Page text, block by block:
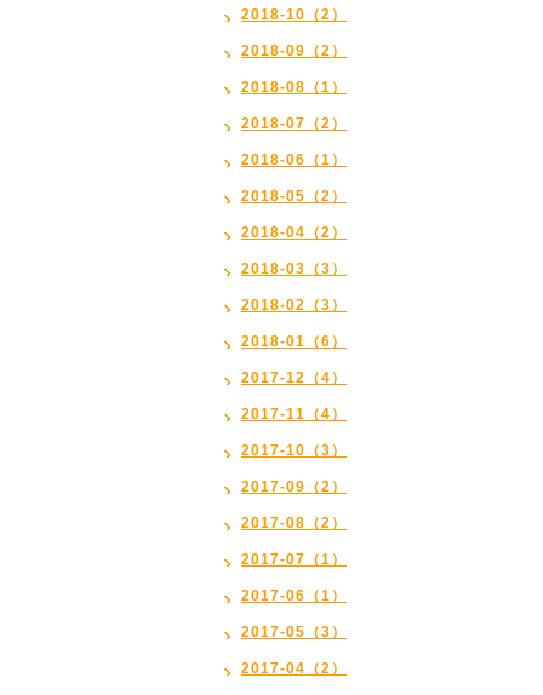
2018-10（2）
2018-09（2）
2018-08（1）
2018-07（2）
2018-06（1）
2018-05（2）
2018-04（2）
2018-03（3）
2018-02（3）
2018-01（6）
2017-12（4）
2017-11（4）
2017-10（3）
2017-09（2）
2017-08（2）
2017-07（1）
2017-06（1）
2017-05（3）
2017-04（2）